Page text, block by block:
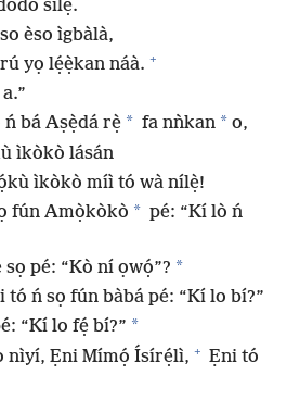
sílẹ̀.
èso ìgbàlà,
yọ lẹ́ẹ̀kan náà. +
ń bá Aṣẹ̀dá rẹ̀ * fa nǹkan * o,
ìkòkò lásán
ìkòkò míì tó wà nílẹ̀!
fún Amọ̀kòkò * pé: “Kí lò ń
pé: “Kò ní ọwọ́”? *
tó ń sọ fún bàbá pé: “Kí lo bí?”
“Kí lo fẹ́ bí?” *
nìyí, Ẹni Mímọ́ Ísírẹ́lì, + Ẹni tó